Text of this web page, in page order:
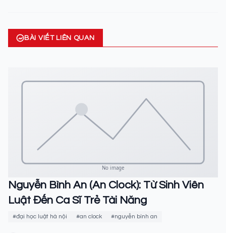
BÀI VIẾT LIÊN QUAN
Nguyễn Bình An (An Clock): Từ Sinh Viên
Luật Đến Ca Sĩ Trẻ Tài Năng
#đại học luật hà nội #an clock #nguyễn bình an